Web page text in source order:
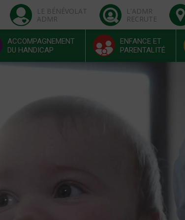
LE BÉNÉVOLAT
ADMR
L'ADMR
RECRUTE
ACCOMPAGNEMENT
DU HANDICAP
ENFANCE ET
PARENTALITÉ